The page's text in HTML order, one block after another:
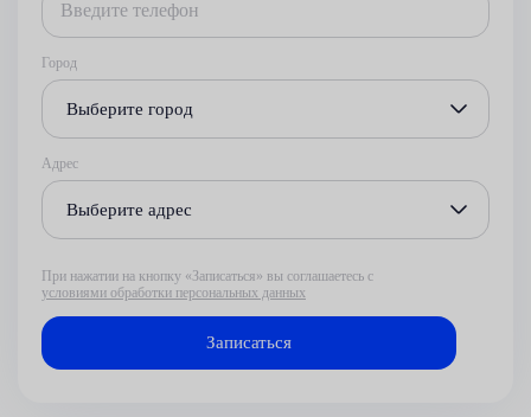
Город
Выберите город
Адрес
Выберите адрес
При нажатии на кнопку «Записаться» вы соглашаетесь с
условиями обработки персональных данных